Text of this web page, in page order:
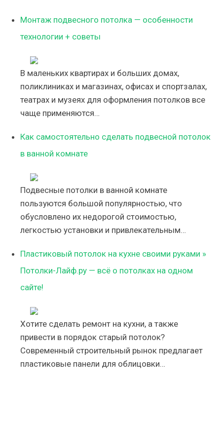
Монтаж подвесного потолка — особенности
технологии + советы
В маленьких квартирах и больших домах,
поликлиниках и магазинах, офисах и спортзалах,
театрах и музеях для оформления потолков все
чаще применяются…
Как самостоятельно сделать подвесной потолок
в ванной комнате
Подвесные потолки в ванной комнате
пользуются большой популярностью, что
обусловлено их недорогой стоимостью,
легкостью установки и привлекательным…
Пластиковый потолок на кухне своими руками »
Потолки-Лайф.ру — всё о потолках на одном
сайте!
Хотите сделать ремонт на кухни, а также
привести в порядок старый потолок?
Современный строительный рынок предлагает
пластиковые панели для облицовки…